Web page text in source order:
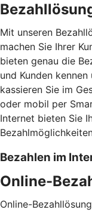
Mit unseren
machen Sie Ihrer
bieten genau die
und Kunden
kassieren Sie im
oder mobil per
Internet bieten Sie
Bezahlen im
Online-
Online-